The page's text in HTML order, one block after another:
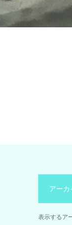
アーカ
表示するア